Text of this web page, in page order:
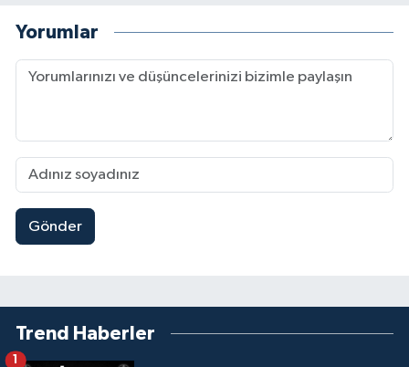
Yorumlar
Gönder
Trend Haberler
1